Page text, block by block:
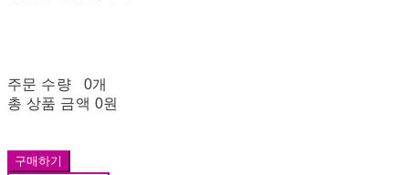
주문 수량
0개
총 상품 금액 0원
구매하기